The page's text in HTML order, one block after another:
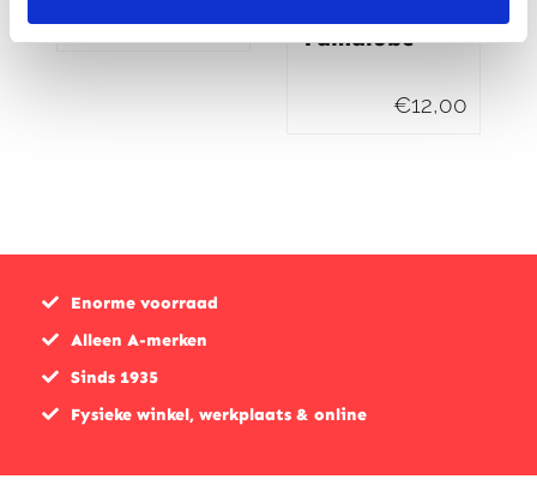
€159,00
Yamalube
€12,00
Enorme voorraad
Alleen A-merken
Sinds 1935
Fysieke winkel, werkplaats & online